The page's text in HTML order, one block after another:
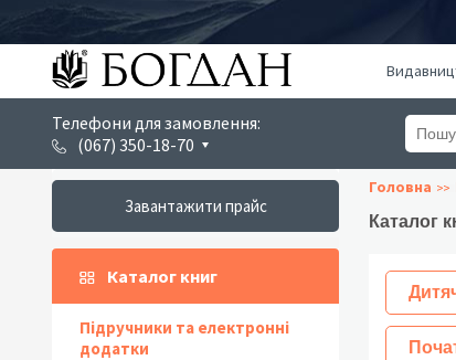
Телефони для замовлення:
(067) 350-18-70
Завантажити прайс
Каталог книг
Підручники та електронні
додатки
Головна
Каталог